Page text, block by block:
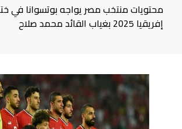
محتويات منتخب مصر يواجه بوتسوانا في
إفريقيا 2025 بغياب القائد محمد صلاح